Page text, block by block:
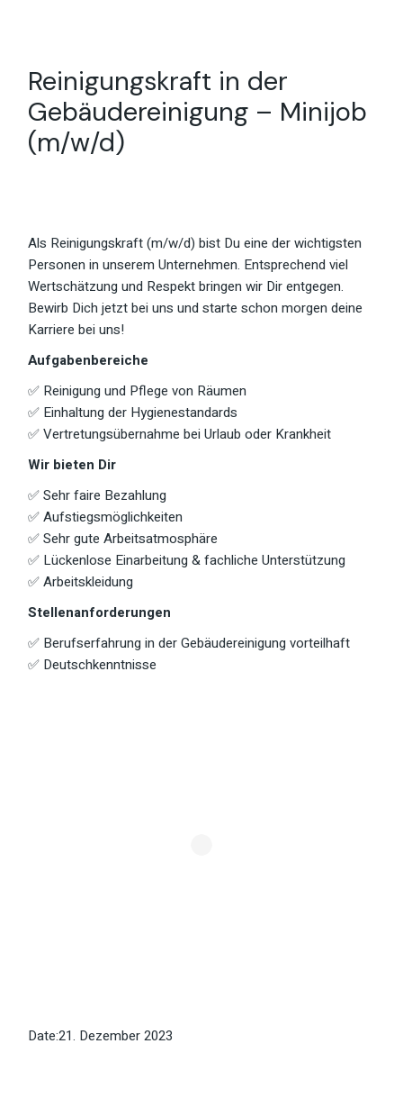
Reinigungskraft in der
Gebäudereinigung – Minijob
(m/w/d)
Als Reinigungskraft (m/w/d) bist Du eine der wichtigsten
Personen in unserem Unternehmen. Entsprechend viel
Wertschätzung und Respekt bringen wir Dir entgegen.
Bewirb Dich jetzt bei uns und starte schon morgen deine
Karriere bei uns!
Aufgabenbereiche
✅ Reinigung und Pflege von Räumen
✅ Einhaltung der Hygienestandards
✅ Vertretungsübernahme bei Urlaub oder Krankheit
Wir bieten Dir
✅ Sehr faire Bezahlung
✅ Aufstiegsmöglichkeiten
✅ Sehr gute Arbeitsatmosphäre
✅ Lückenlose Einarbeitung & fachliche Unterstützung
✅ Arbeitskleidung
Stellenanforderungen
✅ Berufserfahrung in der Gebäudereinigung vorteilhaft
✅ Deutschkenntnisse
Date:21. Dezember 2023